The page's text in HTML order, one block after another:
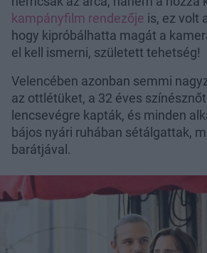
kampányfilm rendezője is, ez volt
hogy kipróbálhatta magát a
el kell ismerni, született tehetség!
Velencében azonban semmi
az ottlétüket, a 32 éves
lencsevégre kapták, és minden
bájos nyári ruhában sétálgattak,
barátjával.